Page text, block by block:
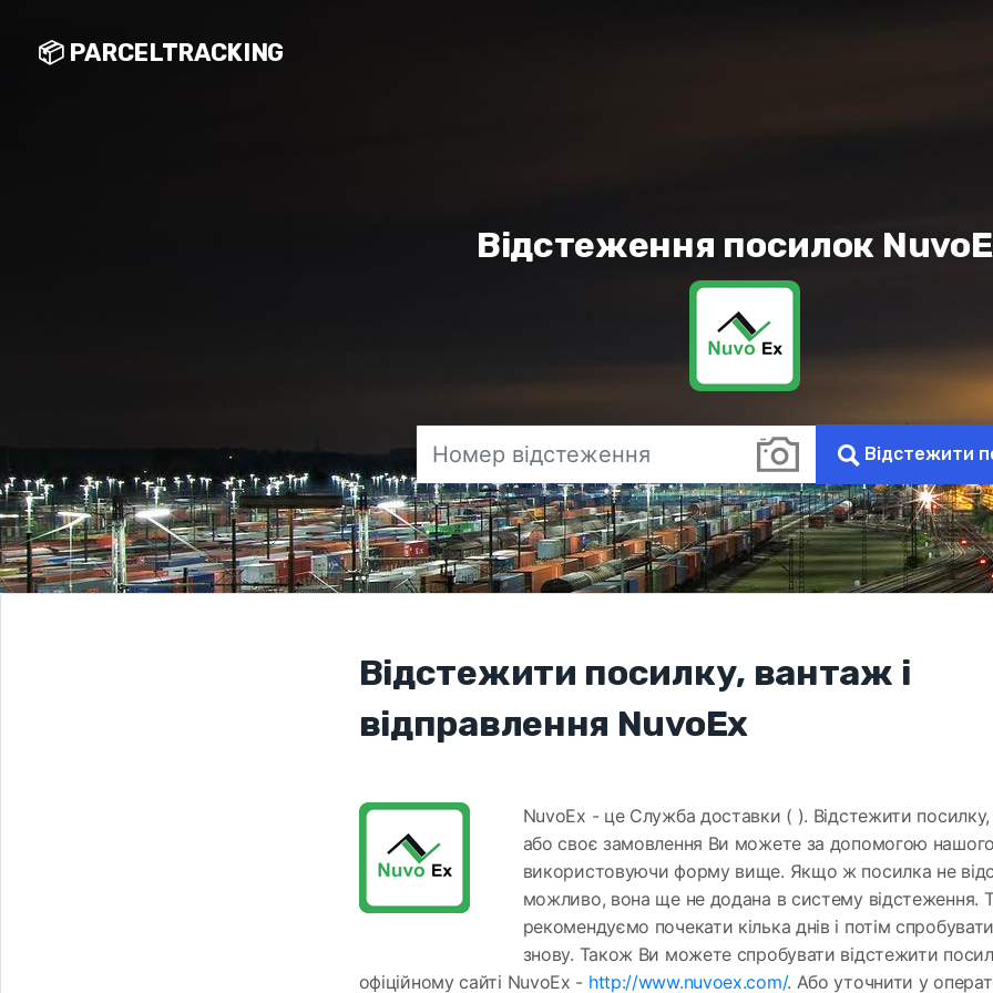
📦 PARCELTRACKING
Відстеження посилок
Відстежити
Відстежити посилку, вантаж і
відправлення NuvoEx
NuvoEx - це Служба доставки ( ). Відстежити посилку,
або своє замовлення Ви можете за допомогою
використовуючи форму вище. Якщо ж посилка не
можливо, вона ще не додана в систему відстеження.
рекомендуємо почекати кілька днів і потім
знову. Також Ви можете спробувати відстежити
офіційному сайті NuvoEx - http://www.nuvoex.com/. Або уточнити у